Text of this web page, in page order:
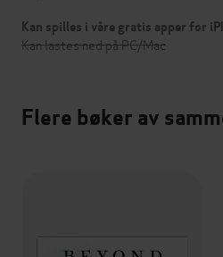
Kan spilles i våre gratis apper for
Kan lastes ned på PC/Mac
Flere bøker av